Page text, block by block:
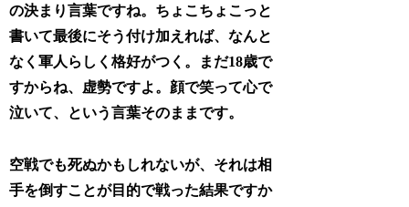
の決まり言葉ですね。ちょこちょこっと
書いて最後にそう付け加えれば、なんと
なく軍人らしく格好がつく。まだ18歳で
すからね、虚勢ですよ。顔で笑って心で
泣いて、という言葉そのままです。
空戦でも死ぬかもしれないが、それは相
手を倒すことが目的で戦った結果ですか